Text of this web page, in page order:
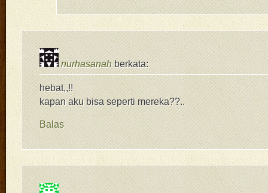
nurhasanah berkata:
hebat,,!!
kapan aku bisa seperti mereka??..
Balas